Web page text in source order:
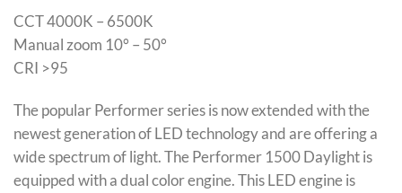
CCT 4000K – 6500K
Manual zoom 10° – 50°
CRI >95
The popular Performer series is now extended with the
newest generation of LED technology and are offering a
wide spectrum of light. The Performer 1500 Daylight is
equipped with a dual color engine. This LED engine is